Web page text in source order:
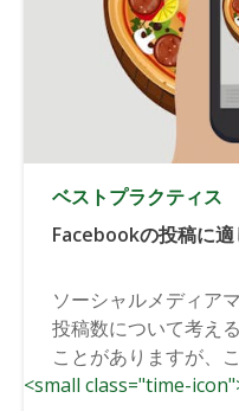
ベストプラクティス
Facebookの投稿に
ソーシャルメディア
投稿数について考え
ことがありますが、
<small class="time-